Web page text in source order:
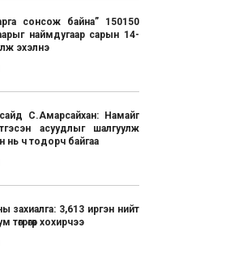
сонсож байна” 150150
наймдугаар сарын 14-
эхэлнэ
С.Амарсайхан: Намайг
асуудлыг шалгуулж
нь ч тодорч байгаа
захиалга: 3,613 иргэн нийт
хохирчээ